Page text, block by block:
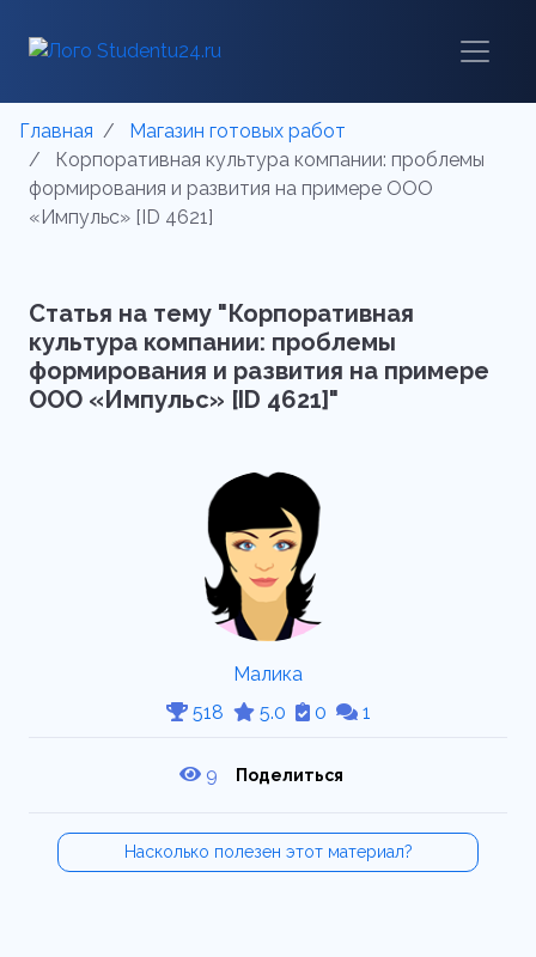
Главная
Магазин готовых работ
Корпоративная культура компании: проблемы
формирования и развития на примере ООО
«Импульс» [ID 4621]
Статья на тему "Корпоративная
культура компании: проблемы
формирования и развития на примере
ООО «Импульс» [ID 4621]"
Малика
518
5.0 0 1
9 Поделиться
Насколько полезен этот материал?